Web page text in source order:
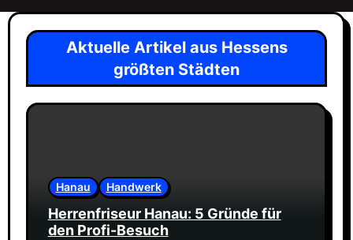
Aktuelle Artikel aus Hessens
größten Städten
Hanau Handwerk
Herrenfriseur Hanau: 5 Gründe für
den Profi-Besuch